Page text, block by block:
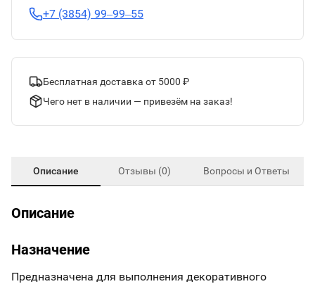
+7 (3854) 99‒99‒55
Бесплатная доставка от 5000 ₽
Чего нет в наличии — привезём на заказ!
Описание Отзывы (0) Вопросы и Ответы
Описание
Назначение
Предназначена для выполнения декоративного